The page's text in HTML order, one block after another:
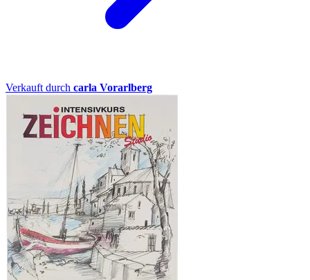
Verkauft durch carla Vorarlberg